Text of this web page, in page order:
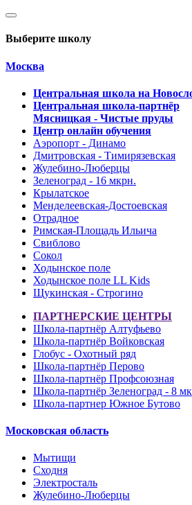
Выберите школу
Москва
Центральная школа на
Центральная школа-партнёр
Мясницкая - Чистые пруды
Центр онлайн обучения
Аэропорт - Динамо
Дмитровская - Тимирязевская
Жулебино-Люберцы
Зеленоград - 16 мкрн.
Крылатское
Менделеевская-Достоевская
Отрадное
Римская-Площадь Ильича
Свиблово
Сокол
Ходынское поле
Ходынское поле LL Kids
Щукинская - Строгино
ПАРТНЕРСКИЕ ЦЕНТРЫ
Школа-партнёр Алтуфьево
Школа-партнёр Войковская
Глобус - Охотный ряд
Школа-партнёр Перово
Школа-партнёр Профсоюзная
Школа-партнёр Зеленоград - 8
Школа-партнер Южное Бутово
Московская область
Мытищи
Сходня
Электросталь
Жулебино-Люберцы